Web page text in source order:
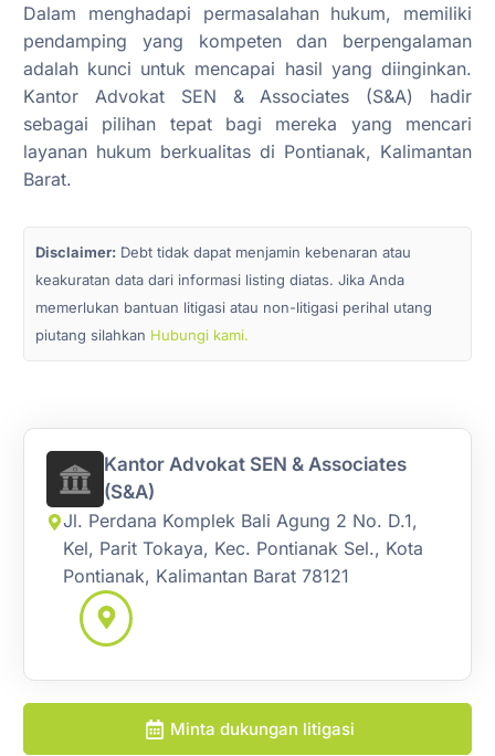
Dalam menghadapi permasalahan hukum, memiliki
pendamping yang kompeten dan berpengalaman
adalah kunci untuk mencapai hasil yang diinginkan.
Kantor Advokat SEN & Associates (S&A) hadir
sebagai pilihan tepat bagi mereka yang mencari
layanan hukum berkualitas di Pontianak, Kalimantan
Barat.
Disclaimer: Debt tidak dapat menjamin kebenaran atau
keakuratan data dari informasi listing diatas. Jika Anda
memerlukan bantuan litigasi atau non-litigasi perihal utang
piutang silahkan Hubungi kami.
Kantor Advokat SEN & Associates
(S&A)
Jl. Perdana Komplek Bali Agung 2 No. D.1,
Kel, Parit Tokaya, Kec. Pontianak Sel., Kota
Pontianak, Kalimantan Barat 78121
Minta dukungan litigasi